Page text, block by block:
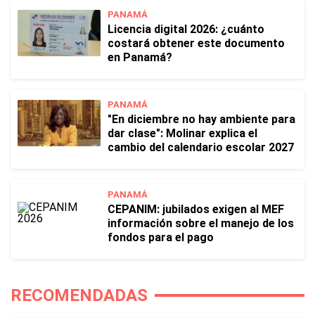
PANAMÁ
Licencia digital 2026: ¿cuánto
costará obtener este documento
en Panamá?
PANAMÁ
"En diciembre no hay ambiente para
dar clase": Molinar explica el
cambio del calendario escolar 2027
PANAMÁ
CEPANIM: jubilados exigen al MEF
información sobre el manejo de los
fondos para el pago
RECOMENDADAS